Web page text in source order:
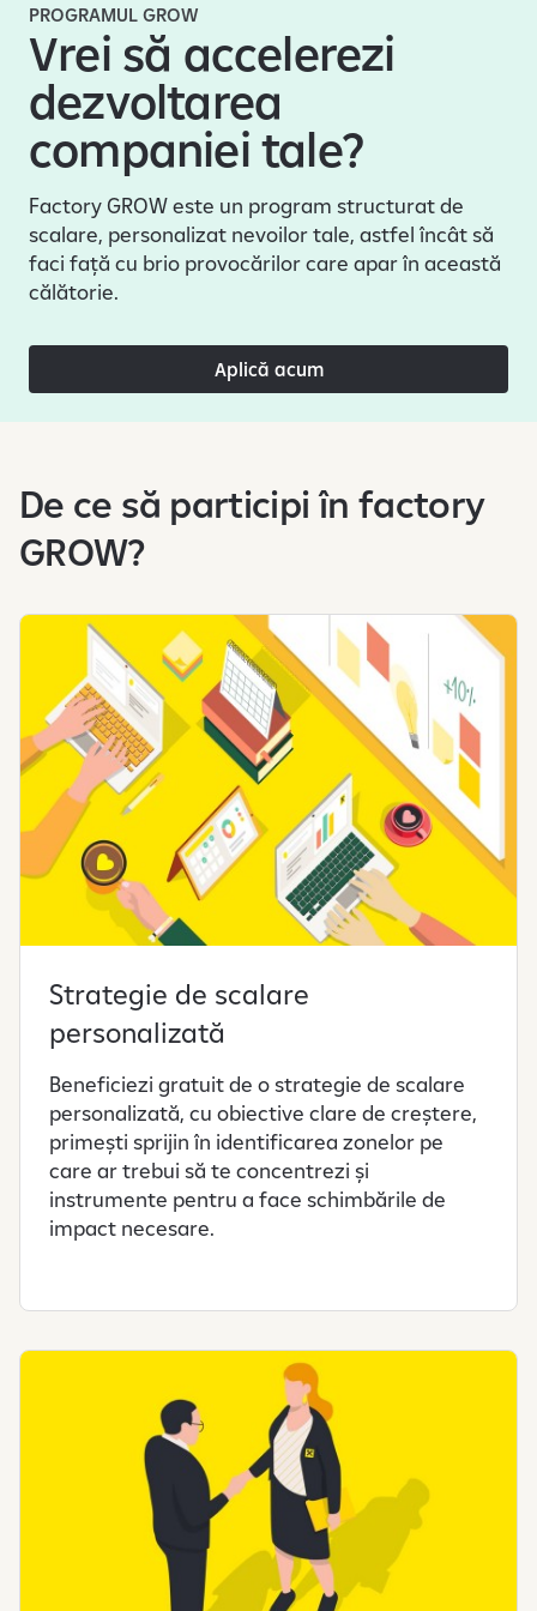
PROGRAMUL GROW
Vrei să accelerezi
dezvoltarea
companiei tale?
Factory GROW este un program structurat de
scalare, personalizat nevoilor tale, astfel încât să
faci față cu brio provocărilor care apar în această
călătorie.
Aplică acum
De ce să participi în factory
GROW?
Strategie de scalare
personalizată
Beneficiezi gratuit de o strategie de scalare
personalizată, cu obiective clare de creștere,
primești sprijin în identificarea zonelor pe
care ar trebui să te concentrezi și
instrumente pentru a face schimbările de
impact necesare.